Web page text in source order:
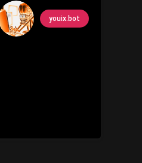
youix.bot